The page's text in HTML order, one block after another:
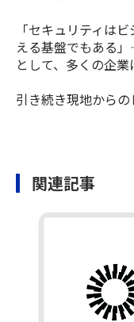
「セキュリティは
える基盤でもある
として、多くの企業
引き続き現地からの
関連記事